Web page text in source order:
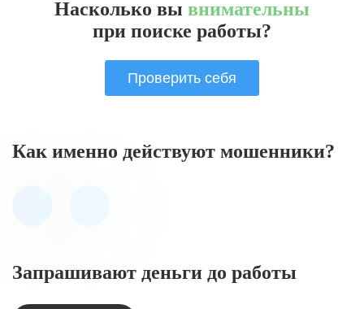
Насколько вы внимательны
при поиске работы?
Проверить себя
Как именно действуют мошенники?
Запрашивают деньги до работы